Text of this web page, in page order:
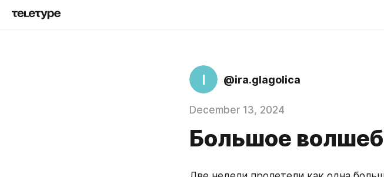
I @ira.glagolica
December 13, 2024
Большое